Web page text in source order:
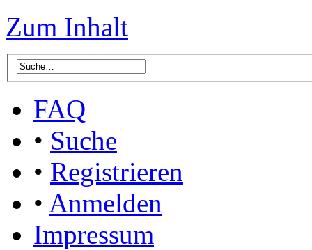
Zum Inhalt
FAQ
• Suche
• Registrieren
• Anmelden
Impressum